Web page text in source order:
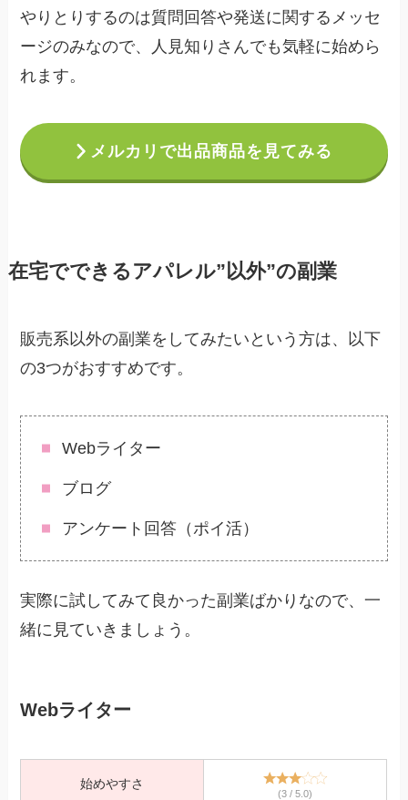
やりとりするのは質問回答や発送に関するメッセ
ージのみなので、人見知りさんでも気軽に始めら
れます。
メルカリで出品商品を見てみる
在宅でできるアパレル”以外”の副業
販売系以外の副業をしてみたいという方は、以下
の3つがおすすめです。
Webライター
ブログ
アンケート回答（ポイ活）
実際に試してみて良かった副業ばかりなので、一
緒に見ていきましょう。
Webライター
始めやすさ
(3 / 5.0)